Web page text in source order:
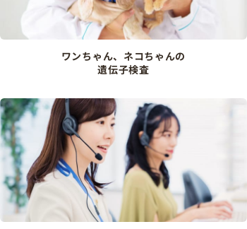
ワンちゃん、ネコちゃんの
遺伝子検査